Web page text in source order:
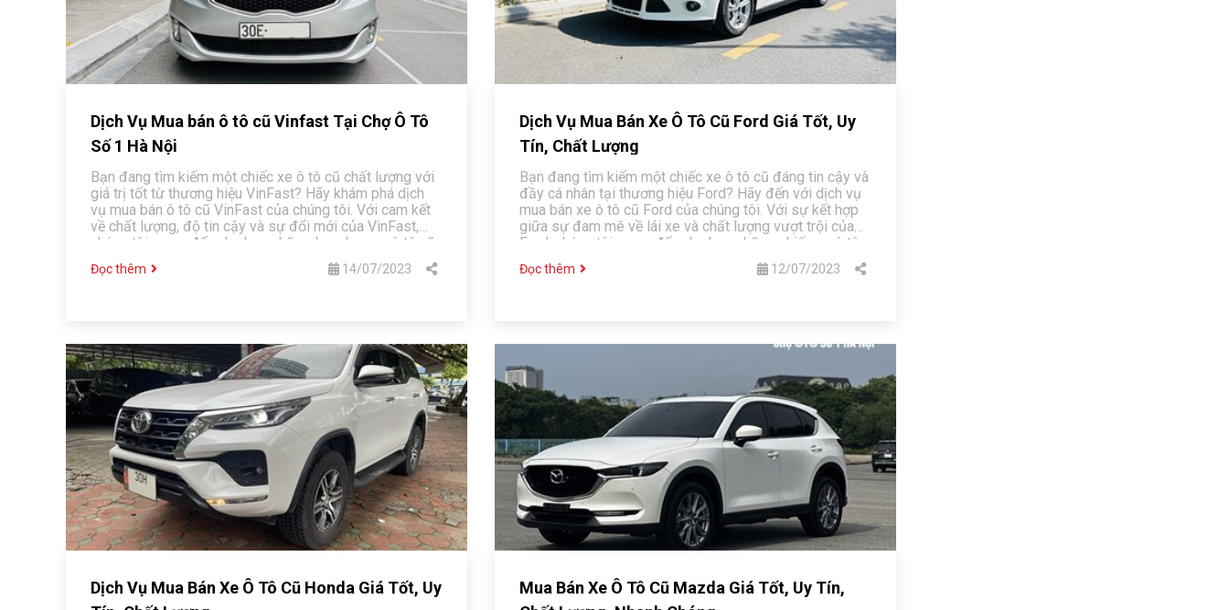
Dịch Vụ Mua bán ô tô cũ Vinfast Tại Chợ Ô Tô
Số 1 Hà Nội
Bạn đang tìm kiếm một chiếc xe ô tô cũ chất lượng với
giá trị tốt từ thương hiệu VinFast? Hãy khám phá dịch
vụ mua bán ô tô cũ VinFast của chúng tôi. Với cam kết
về chất lượng, độ tin cậy và sự đổi mới của VinFast,
chúng tôi mang đến cho bạn những lựa chọn xe ô tô cũ
VinFast tuyệt vời, đáng giá và đáng tin cậy.
Đọc thêm 14/07/2023
Dịch Vụ Mua Bán Xe Ô Tô Cũ Ford Giá Tốt, Uy
Tín, Chất Lượng
Bạn đang tìm kiếm một chiếc xe ô tô cũ đáng tin cậy và
đầy cá nhân tại thương hiệu Ford? Hãy đến với dịch vụ
mua bán xe ô tô cũ Ford của chúng tôi. Với sự kết hợp
giữa sự đam mê về lái xe và chất lượng vượt trội của
Ford, chúng tôi mang đến cho bạn những chiếc xe ô tô
cũ Ford chất lượng, đáng giá và đáng tin cậy.
Đọc thêm 12/07/2023
Dịch Vụ Mua Bán Xe Ô Tô Cũ Honda Giá Tốt, Uy
Mua Bán Xe Ô Tô Cũ Mazda Giá Tốt, Uy Tín,